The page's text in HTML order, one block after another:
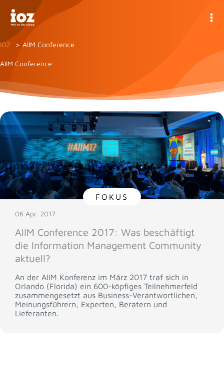
Inhalt
springen
IOZ AIIM Conference
AIIM Conference
FOKUS
06 Apr. 2017
AIIM Conference 2017: Was beschäftigt
die Information Management Community
aktuell?
An der AIIM Konferenz im März 2017 traf sich in
Orlando (Florida) ein 600-köpfiges Teilnehmerfeld
zusammengesetzt aus Business-Verantwortlichen,
Meinungsführern, Experten, Beratern und
Lieferanten.